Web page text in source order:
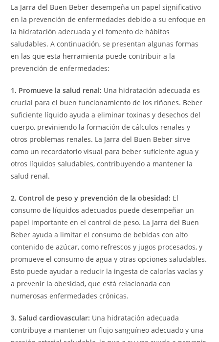
La Jarra del Buen Beber desempeña un papel significativo
en la prevención de enfermedades debido a su enfoque en
la hidratación adecuada y el fomento de hábitos
saludables. A continuación, se presentan algunas formas
en las que esta herramienta puede contribuir a la
prevención de enfermedades:
1. Promueve la salud renal: Una hidratación adecuada es
crucial para el buen funcionamiento de los riñones. Beber
suficiente líquido ayuda a eliminar toxinas y desechos del
cuerpo, previniendo la formación de cálculos renales y
otros problemas renales. La Jarra del Buen Beber sirve
como un recordatorio visual para beber suficiente agua y
otros líquidos saludables, contribuyendo a mantener la
salud renal.
2. Control de peso y prevención de la obesidad: El
consumo de líquidos adecuados puede desempeñar un
papel importante en el control de peso. La Jarra del Buen
Beber ayuda a limitar el consumo de bebidas con alto
contenido de azúcar, como refrescos y jugos procesados, y
promueve el consumo de agua y otras opciones saludables.
Esto puede ayudar a reducir la ingesta de calorías vacías y
a prevenir la obesidad, que está relacionada con
numerosas enfermedades crónicas.
3. Salud cardiovascular: Una hidratación adecuada
contribuye a mantener un flujo sanguíneo adecuado y una